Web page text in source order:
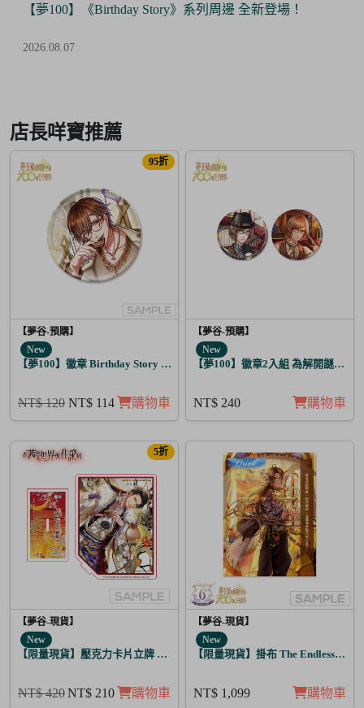
【夢100】《Birthday Story》系列周邊 全新登場！
2026.08.07
6
店長咩寶推薦
95折
【夢谷-預購】
New
【夢100】徽章 Birthday Story 利卡 日覺
NT$ 120 NT$ 114 購物車
【夢谷-預購】
New
【夢100】徽章2入組 為解開謎題的
NT$ 240 購物車
5折
【夢谷-現貨】
New
【限量現貨】壓克力卡片立牌 傳遞心意的新春 芥川龍之介
NT$ 420NT$ 210 購物車
【夢谷-現貨】
New
【限量現貨】掛布 The Endless Sky
NT$ 1,099 購物車